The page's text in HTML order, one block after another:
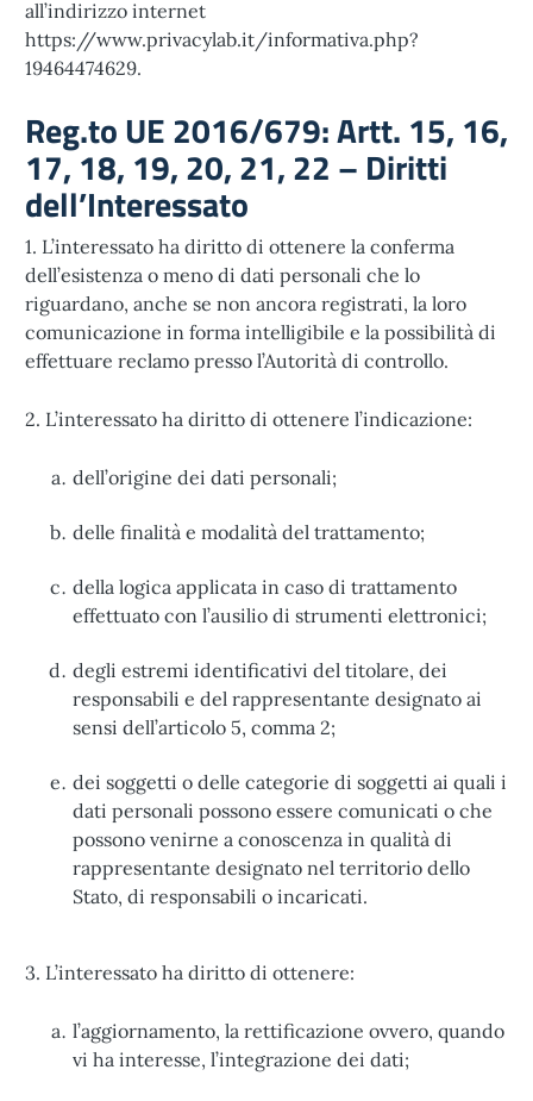
all’indirizzo internet
https://www.privacylab.it/informativa.php?
19464474629.
Reg.to UE 2016/679: Artt. 15, 16,
17, 18, 19, 20, 21, 22 – Diritti
dell’Interessato
1. L’interessato ha diritto di ottenere la conferma
dell’esistenza o meno di dati personali che lo
riguardano, anche se non ancora registrati, la loro
comunicazione in forma intelligibile e la possibilità di
effettuare reclamo presso l’Autorità di controllo.
2. L’interessato ha diritto di ottenere l’indicazione:
dell’origine dei dati personali;
delle finalità e modalità del trattamento;
della logica applicata in caso di trattamento
effettuato con l’ausilio di strumenti elettronici;
degli estremi identificativi del titolare, dei
responsabili e del rappresentante designato ai
sensi dell’articolo 5, comma 2;
dei soggetti o delle categorie di soggetti ai quali i
dati personali possono essere comunicati o che
possono venirne a conoscenza in qualità di
rappresentante designato nel territorio dello
Stato, di responsabili o incaricati.
3. L’interessato ha diritto di ottenere:
l’aggiornamento, la rettificazione ovvero, quando
vi ha interesse, l’integrazione dei dati;